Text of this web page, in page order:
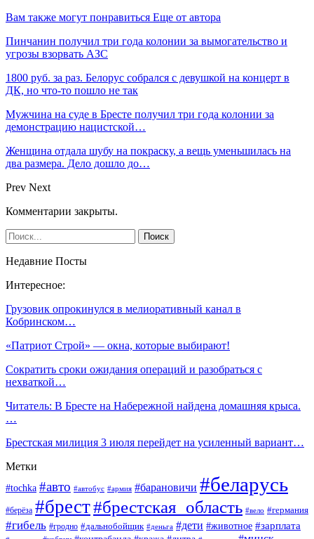
Вам также могут понравиться Еще от автора
Пинчанин получил три года колонии за вымогательство и
угрозы взорвать АЗС
1800 руб. за раз. Белорус собрался с девушкой на концерт в
ДК, но что-то пошло не так
Мужчина на суде в Бресте получил три года колонии за
демонстрацию нацистской…
Женщина отдала шубу на покраску, а вещь уменьшилась на
два размера. Дело дошло до…
Prev Next
Комментарии закрыты.
Недавние Посты
Интересное:
Грузовик опрокинулся в мелиоративный канал в
Кобринском…
«Патриот Строй» — окна, которые выбирают!
Сократить сроки ожидания операций и разобраться с
нехваткой…
Читатель: В Бресте на Набережной найдена домашняя крыса.
…
Брестская милиция 3 июля перейдет на усиленный вариант…
Метки
#tochka #авто #автобус #армия #барановичи #беларусь
#берёза #брест#брестская_область #вело #германия
#гибель #гродно #дальнобойщик #деньга #дети #животное #зарплата